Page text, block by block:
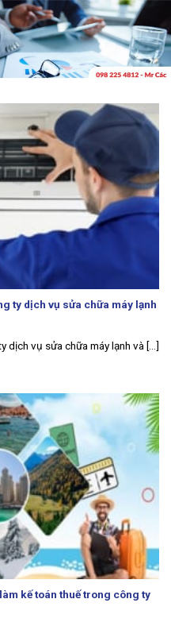
ty dịch vụ sửa chữa máy lạnh
dịch vụ sửa chữa máy lạnh và [...]
kế toán thuế trong công ty